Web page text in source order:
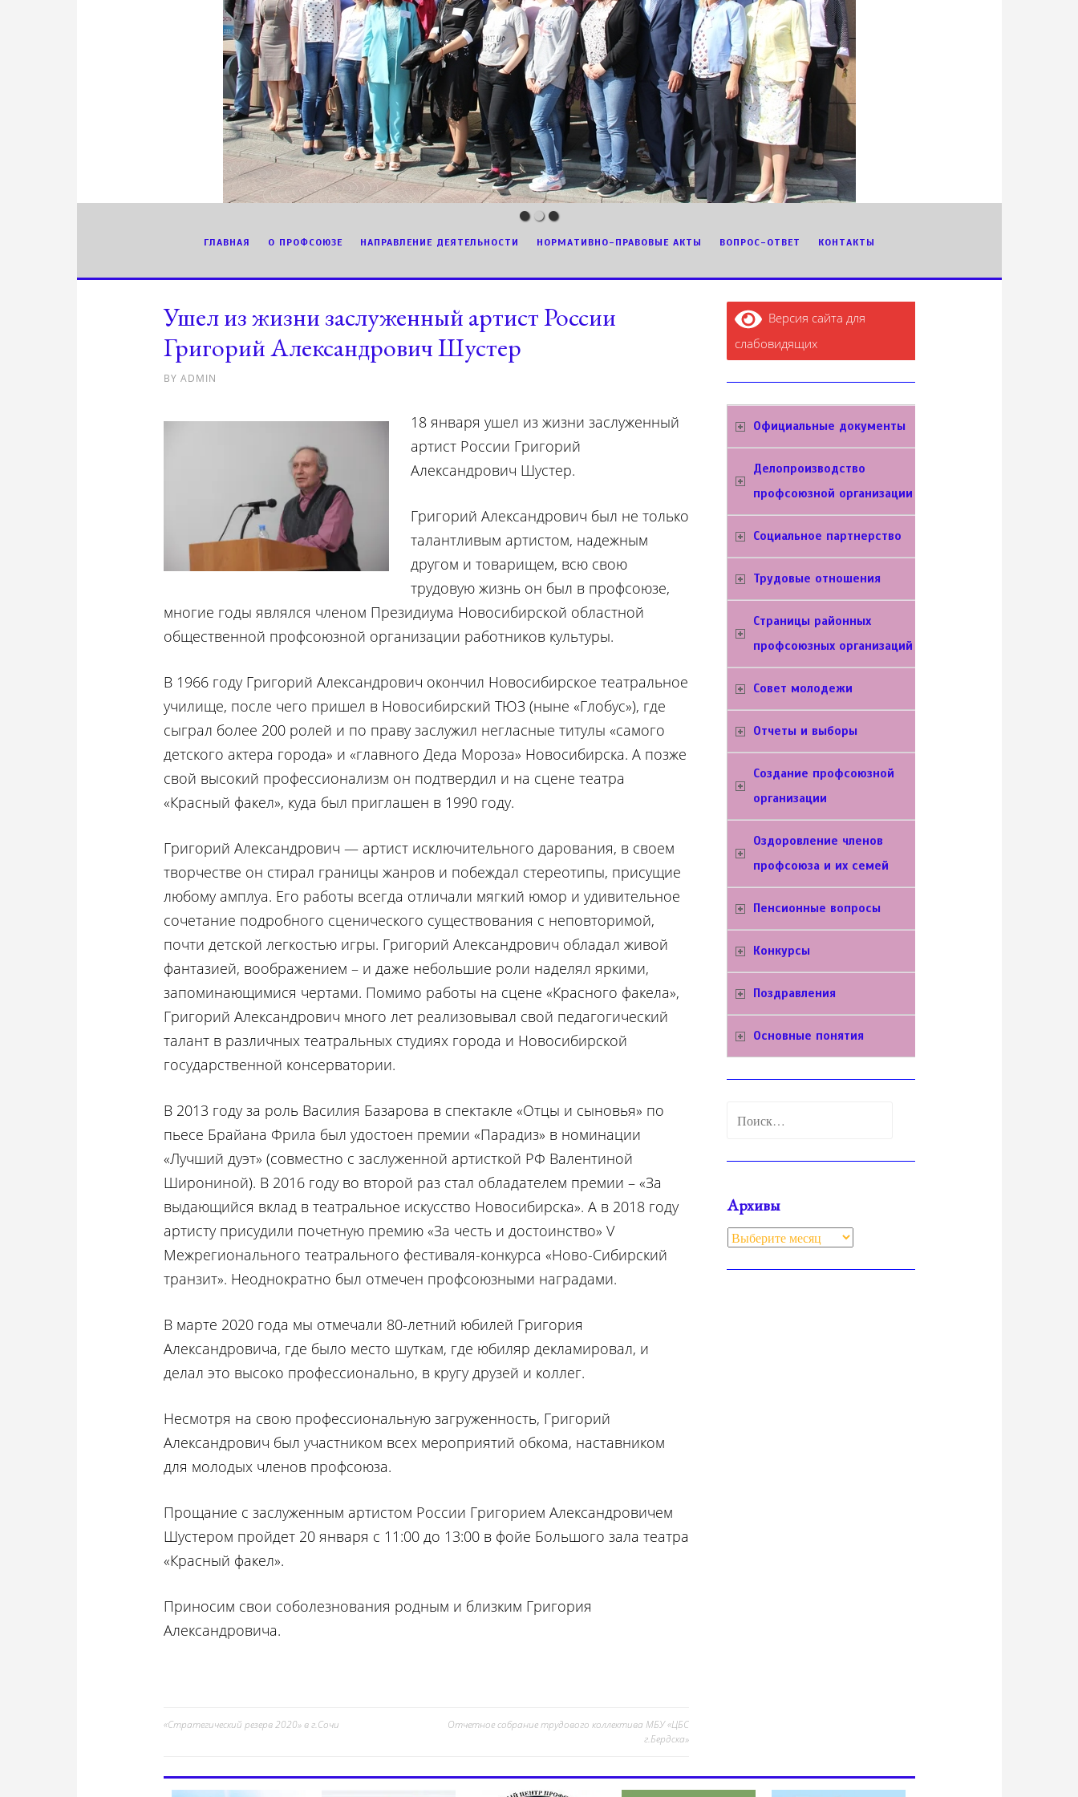
ГЛАВНАЯ О ПРОФСОЮЗЕ НАПРАВЛЕНИЕ ДЕЯТЕЛЬНОСТИ НОРМАТИВНО-ПРАВОВЫЕ АКТЫ ВОПРОС-ОТВЕТ КОНТАКТЫ
Ушел из жизни заслуженный артист России
Григорий Александрович Шустер
BY ADMIN
18 января ушел из жизни заслуженный
артист России Григорий
Александрович Шустер.
Григорий Александрович был не только
талантливым артистом, надежным
другом и товарищем, всю свою
трудовую жизнь он был в профсоюзе,
многие годы являлся членом Президиума Новосибирской областной
общественной профсоюзной организации работников культуры.
В 1966 году Григорий Александрович окончил Новосибирское театральное
училище, после чего пришел в Новосибирский ТЮЗ (ныне «Глобус»), где
сыграл более 200 ролей и по праву заслужил негласные титулы «самого
детского актера города» и «главного Деда Мороза» Новосибирска. А позже
свой высокий профессионализм он подтвердил и на сцене театра
«Красный факел», куда был приглашен в 1990 году.
Григорий Александрович — артист исключительного дарования, в своем
творчестве он стирал границы жанров и побеждал стереотипы, присущие
любому амплуа. Его работы всегда отличали мягкий юмор и удивительное
сочетание подробного сценического существования с неповторимой,
почти детской легкостью игры. Григорий Александрович обладал живой
фантазией, воображением – и даже небольшие роли наделял яркими,
запоминающимися чертами. Помимо работы на сцене «Красного факела»,
Григорий Александрович много лет реализовывал свой педагогический
талант в различных театральных студиях города и Новосибирской
государственной консерватории.
В 2013 году за роль Василия Базарова в спектакле «Отцы и сыновья» по
пьесе Брайана Фрила был удостоен премии «Парадиз» в номинации
«Лучший дуэт» (совместно с заслуженной артисткой РФ Валентиной
Широниной). В 2016 году во второй раз стал обладателем премии – «За
выдающийся вклад в театральное искусство Новосибирска». А в 2018 году
артисту присудили почетную премию «За честь и достоинство» V
Межрегионального театрального фестиваля-конкурса «Ново-Сибирский
транзит». Неоднократно был отмечен профсоюзными наградами.
В марте 2020 года мы отмечали 80-летний юбилей Григория
Александровича, где было место шуткам, где юбиляр декламировал, и
делал это высоко профессионально, в кругу друзей и коллег.
Несмотря на свою профессиональную загруженность, Григорий
Александрович был участником всех мероприятий обкома, наставником
для молодых членов профсоюза.
Прощание с заслуженным артистом России Григорием Александровичем
Шустером пройдет 20 января с 11:00 до 13:00 в фойе Большого зала театра
«Красный факел».
Приносим свои соболезнования родным и близким Григория
Александровича.
Навигация
«Стратегический резерв 2020» в г.Сочи
Отчетное собрание трудового коллектива МБУ «ЦБС
г.Бердска»
Версия сайта для
слабовидящих
Официальные документы
Делопроизводство
профсоюзной организации
Социальное партнерство
Трудовые отношения
Cтраницы районных
профсоюзных организаций
Совет молодежи
Отчеты и выборы
Создание профсоюзной
организации
Оздоровление членов
профсоюза и их семей
Пенсионные вопросы
Конкурсы
Поздравления
Основные понятия
Найти:
Архивы
Архивы